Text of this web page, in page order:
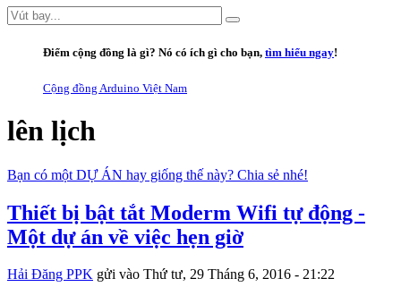
Điểm cộng đồng là gì? Nó có ích gì cho bạn, tìm hiểu ngay!
Cộng đồng Arduino Việt Nam
lên lịch
Bạn có một DỰ ÁN hay giống thế này? Chia sẻ nhé!
Thiết bị bật tắt Moderm Wifi tự động -
Một dự án về việc hẹn giờ
Hải Đăng PPK gửi vào Thứ tư, 29 Tháng 6, 2016 - 21:22